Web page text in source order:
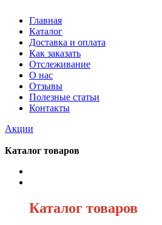
Главная
Каталог
Доставка и оплата
Как заказать
Отслеживание
О нас
Отзывы
Полезные статьи
Контакты
Акции
Каталог товаров
Каталог товаров